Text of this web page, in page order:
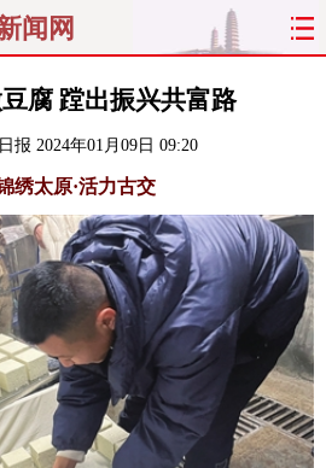
闻网
太原
文明
综合 专题
政务 教育
最太原 网罗民生
报 热评 社区
腐 蹚出振兴共富路
报 2024年01月09日 09:20
绣太原·活力古交